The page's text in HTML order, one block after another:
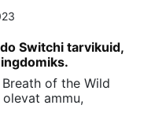
Switchi tarvikuid,
of the Wild
ammu,